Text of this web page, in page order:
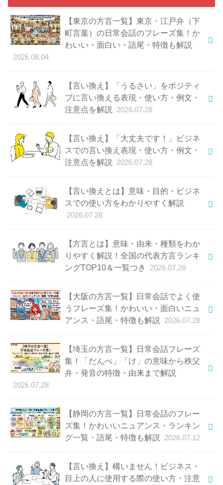
【東京の方言一覧】東京・江戸弁（下
町言葉）の日常会話のフレーズ集！か
わいい・面白い・語尾・特徴も解説
2026.08.04
【言い換え】「うるさい」をポジティ
ブに言い換える表現・使い方・例文・
注意点を解説
2026.07.28
【言い換え】「大丈夫です！」ビジネ
スでの言い換え表現・使い方・例文・
注意点を解説
2026.07.28
【言い換えとは】意味・目的・ビジネ
スでの使い方をわかりやすく解説
2026.07.28
【方言とは】意味・由来・種類をわか
りやすく解説！全国の代表方言ランキ
ングTOP10＆一覧つき
2026.07.28
【大阪の方言一覧】日常会話でよく使
うフレーズ集！かわいい・面白いニュ
アンス・語尾・特徴も解説
2026.07.28
【埼玉の方言一覧】日常会話フレーズ
集！「だんべ」「け」の意味から秩父
弁・発音の特徴・由来まで解説
2026.07.28
【静岡の方言一覧】日常会話のフレー
ズ集！かわいいニュアンス・ランキン
グ一覧・語尾・特徴も解説
2026.07.12
【言い換え】構いません！ビジネス・
目上の人に使用する際の使い方・注意